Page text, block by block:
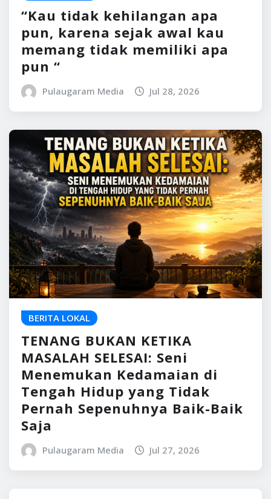
“Kau tidak kehilangan apa
pun, karena sejak awal kau
memang tidak memiliki apa
pun “
Pulaugaram Media Jul 28, 2026
BERITA LOKAL
TENANG BUKAN KETIKA
MASALAH SELESAI: Seni
Menemukan Kedamaian di
Tengah Hidup yang Tidak
Pernah Sepenuhnya Baik-Baik
Saja
Pulaugaram Media Jul 27, 2026